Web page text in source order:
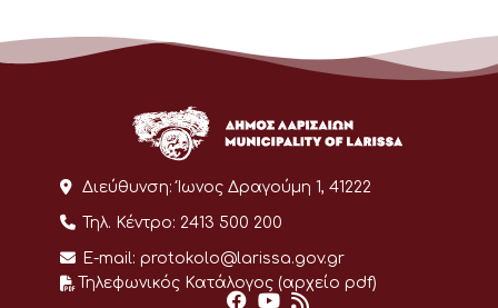
Διεύθυνση: Ίωνος Δραγούμη 1, 41222
Τηλ. Κέντρο: 2413 500 200
E-mail: protokolo@larissa.gov.gr
Τηλεφωνικός Κατάλογος (αρχείο pdf)